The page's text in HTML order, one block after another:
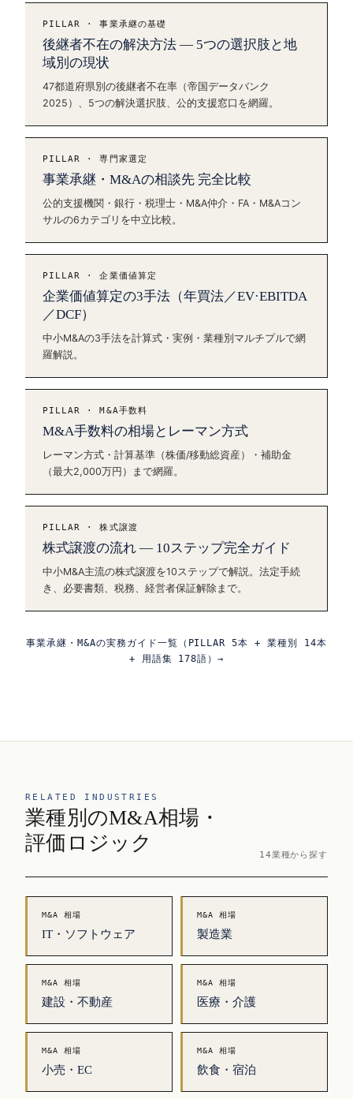
PILLAR · 事業承継の基礎
後継者不在の解決方法 — 5つの選択肢と地
域別の現状
47都道府県別の後継者不在率（帝国データバンク
2025）、5つの解決選択肢、公的支援窓口を網羅。
PILLAR · 専門家選定
事業承継・M&Aの相談先 完全比較
公的支援機関・銀行・税理士・M&A仲介・FA・M&Aコン
サルの6カテゴリを中立比較。
PILLAR · 企業価値算定
企業価値算定の3手法（年買法／EV·EBITDA
／DCF）
中小M&Aの3手法を計算式・実例・業種別マルチプルで網
羅解説。
PILLAR · M&A手数料
M&A手数料の相場とレーマン方式
レーマン方式・計算基準（株価/移動総資産）・補助金
（最大2,000万円）まで網羅。
PILLAR · 株式譲渡
株式譲渡の流れ — 10ステップ完全ガイド
中小M&A主流の株式譲渡を10ステップで解説。法定手続
き、必要書類、税務、経営者保証解除まで。
事業承継・M&Aの実務ガイド一覧（PILLAR 5本 + 業種別 14本
+ 用語集 178語）→
RELATED INDUSTRIES
業種別のM&A相場・
評価ロジック
14業種から探す
M&A 相場
IT・ソフトウェア
M&A 相場
製造業
M&A 相場
建設・不動産
M&A 相場
医療・介護
M&A 相場
小売・EC
M&A 相場
飲食・宿泊